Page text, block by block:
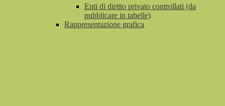
Enti di diritto privato controllati (da
pubblicare in tabelle)
Rappresentazione grafica